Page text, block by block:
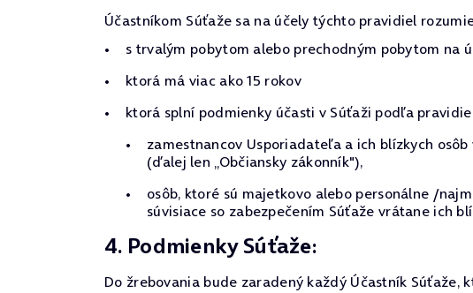
Účastníkom Súťaže sa na účely týchto pravidiel
s trvalým pobytom alebo prechodným pobytom na
ktorá má viac ako 15 rokov
ktorá splní podmienky účasti v Súťaži podľa
zamestnancov Usporiadateľa a ich blízkych
(ďalej len „Občiansky zákonník"),
osôb, ktoré sú majetkovo alebo personálne /
súvisiace so zabezpečením Súťaže vrátane ich
4. Podmienky Súťaže:
Do žrebovania bude zaradený každý Účastník Súťaže,